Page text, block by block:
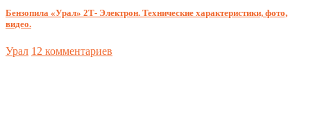
Бензопила «Урал» 2Т- Электрон. Технические характеристики, фото,
видео.
Урал 12 комментариев